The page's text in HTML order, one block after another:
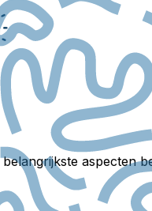
aspecten